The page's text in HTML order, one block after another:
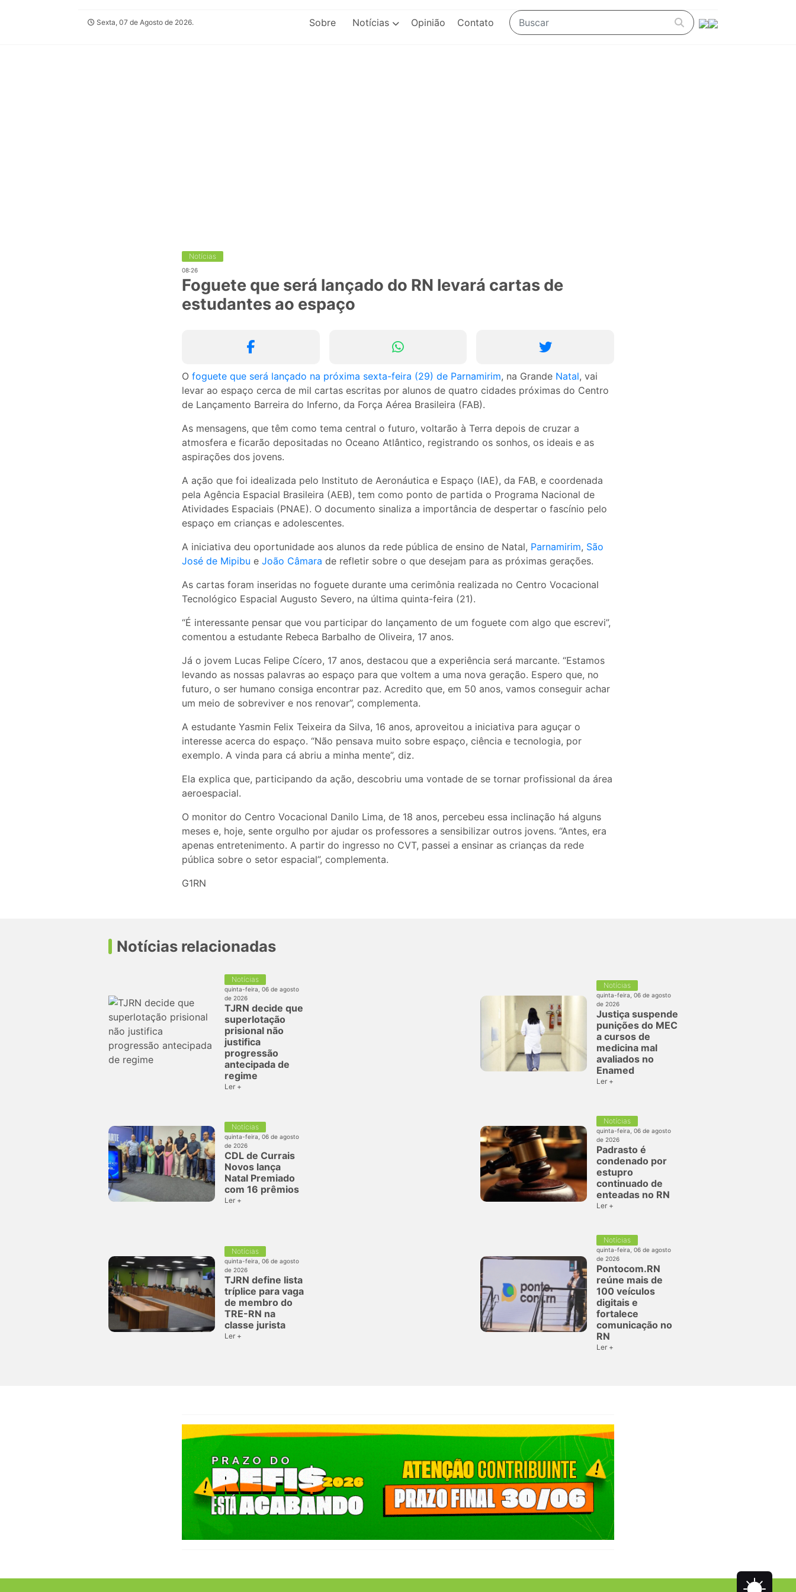
Sexta, 07 de Agosto de 2026. Sobre Notícias Opinião Contato
Notícias
08:26
Foguete que será lançado do RN levará cartas de
estudantes ao espaço
O foguete que será lançado na próxima sexta-feira (29) de Parnamirim, na Grande Natal, vai
levar ao espaço cerca de mil cartas escritas por alunos de quatro cidades próximas do Centro
de Lançamento Barreira do Inferno, da Força Aérea Brasileira (FAB).
As mensagens, que têm como tema central o futuro, voltarão à Terra depois de cruzar a
atmosfera e ficarão depositadas no Oceano Atlântico, registrando os sonhos, os ideais e as
aspirações dos jovens.
A ação que foi idealizada pelo Instituto de Aeronáutica e Espaço (IAE), da FAB, e coordenada
pela Agência Espacial Brasileira (AEB), tem como ponto de partida o Programa Nacional de
Atividades Espaciais (PNAE). O documento sinaliza a importância de despertar o fascínio pelo
espaço em crianças e adolescentes.
A iniciativa deu oportunidade aos alunos da rede pública de ensino de Natal, Parnamirim, São
José de Mipibu e João Câmara de refletir sobre o que desejam para as próximas gerações.
As cartas foram inseridas no foguete durante uma cerimônia realizada no Centro Vocacional
Tecnológico Espacial Augusto Severo, na última quinta-feira (21).
“É interessante pensar que vou participar do lançamento de um foguete com algo que escrevi”,
comentou a estudante Rebeca Barbalho de Oliveira, 17 anos.
Já o jovem Lucas Felipe Cícero, 17 anos, destacou que a experiência será marcante. “Estamos
levando as nossas palavras ao espaço para que voltem a uma nova geração. Espero que, no
futuro, o ser humano consiga encontrar paz. Acredito que, em 50 anos, vamos conseguir achar
um meio de sobreviver e nos renovar”, complementa.
A estudante Yasmin Felix Teixeira da Silva, 16 anos, aproveitou a iniciativa para aguçar o
interesse acerca do espaço. “Não pensava muito sobre espaço, ciência e tecnologia, por
exemplo. A vinda para cá abriu a minha mente”, diz.
Ela explica que, participando da ação, descobriu uma vontade de se tornar profissional da área
aeroespacial.
O monitor do Centro Vocacional Danilo Lima, de 18 anos, percebeu essa inclinação há alguns
meses e, hoje, sente orgulho por ajudar os professores a sensibilizar outros jovens. “Antes, era
apenas entretenimento. A partir do ingresso no CVT, passei a ensinar as crianças da rede
pública sobre o setor espacial”, complementa.
G1RN
Notícias relacionadas
Notícias
quinta-feira, 06 de agosto
de 2026
TJRN decide que
superlotação
prisional não
justifica
progressão
antecipada de
regime
Ler +
Notícias
quinta-feira, 06 de agosto
de 2026
Justiça suspende
punições do MEC
a cursos de
medicina mal
avaliados no
Enamed
Ler +
Notícias
quinta-feira, 06 de agosto
de 2026
CDL de Currais
Novos lança
Natal Premiado
com 16 prêmios
Ler +
Notícias
quinta-feira, 06 de agosto
de 2026
Padrasto é
condenado por
estupro
continuado de
enteadas no RN
Ler +
Notícias
quinta-feira, 06 de agosto
de 2026
TJRN define lista
tríplice para vaga
de membro do
TRE-RN na
classe jurista
Ler +
Notícias
quinta-feira, 06 de agosto
de 2026
Pontocom.RN
reúne mais de
100 veículos
digitais e
fortalece
comunicação no
RN
Ler +